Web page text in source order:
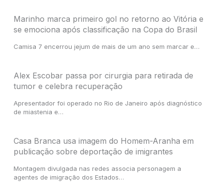
Marinho marca primeiro gol no retorno ao Vitória e
se emociona após classificação na Copa do Brasil
Camisa 7 encerrou jejum de mais de um ano sem marcar e…
Alex Escobar passa por cirurgia para retirada de
tumor e celebra recuperação
Apresentador foi operado no Rio de Janeiro após diagnóstico
de miastenia e…
Casa Branca usa imagem do Homem-Aranha em
publicação sobre deportação de imigrantes
Montagem divulgada nas redes associa personagem a
agentes de imigração dos Estados…